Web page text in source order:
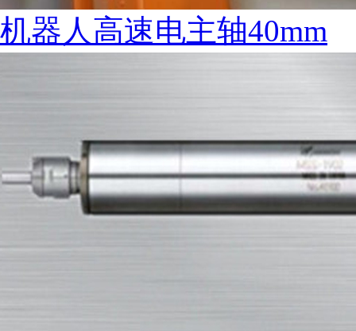
机器人高速电主轴40mm